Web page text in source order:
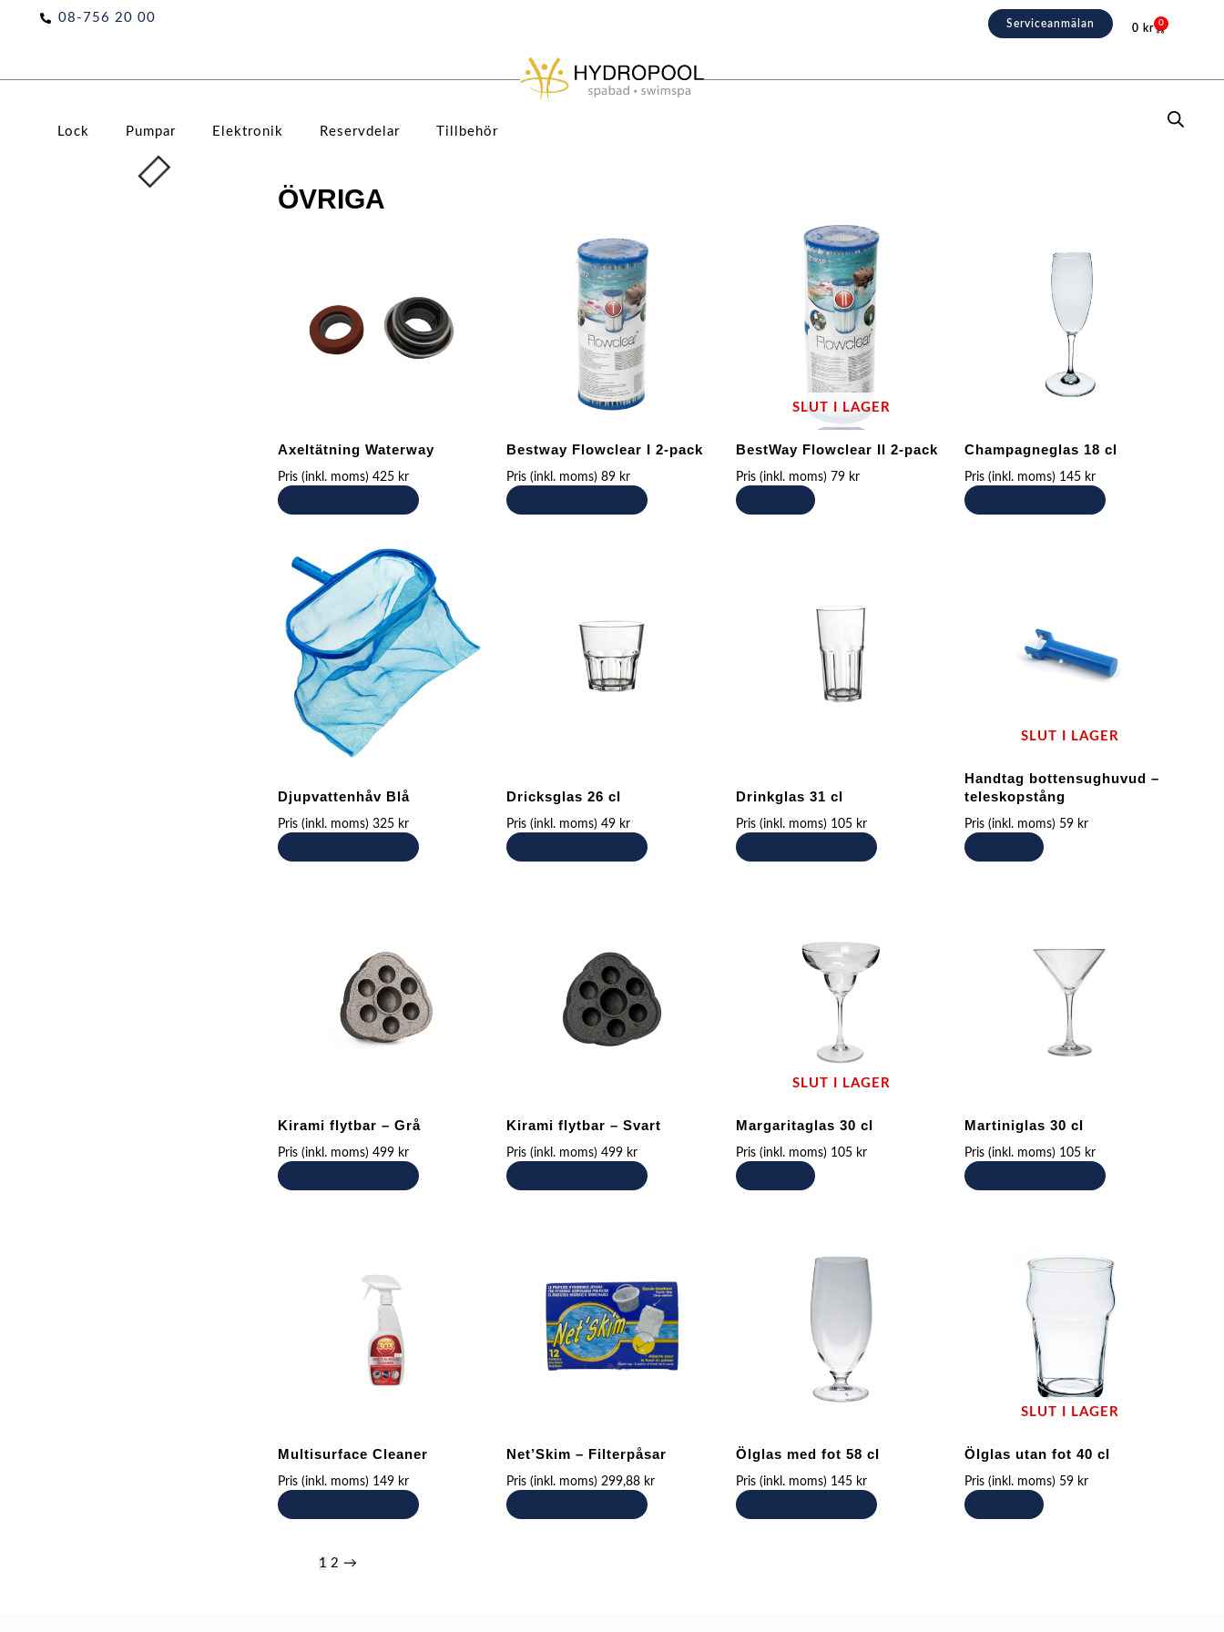
0 kr 0
Varukorg
Serviceanmälan
08-756 20 00
Lock Pumpar Elektronik Reservdelar Tillbehör
ÖVRIGA
Axeltätning Waterway
Pris (inkl. moms) 425 kr
Bestway Flowclear I 2-pack
Pris (inkl. moms)89 kr
SLUT I LAGER
BestWay Flowclear II 2-pack
Pris (inkl. moms) 79 kr
Champagneglas 18 cl
Pris (inkl. moms) 145 kr
Djupvattenhåv Blå
Pris (inkl. moms) 325 kr
Dricksglas 26 cl
Pris (inkl. moms)49 kr
Drinkglas 31 cl
Pris (inkl. moms) 105 kr
SLUT I LAGER
Handtag bottensughuvud –
teleskopstång
Pris (inkl. moms) 59 kr
Kirami flytbar – Grå
Pris (inkl. moms) 499 kr
Kirami flytbar – Svart
Pris (inkl. moms)499 kr
SLUT I LAGER
Margaritaglas 30 cl
Pris (inkl. moms) 105 kr
Martiniglas 30 cl
Pris (inkl. moms) 105 kr
Multisurface Cleaner
Pris (inkl. moms) 149 kr
Net’Skim – Filterpåsar
Pris (inkl. moms)299,88 kr
Ölglas med fot 58 cl
Pris (inkl. moms) 145 kr
SLUT I LAGER
Ölglas utan fot 40 cl
Pris (inkl. moms) 59 kr
1 2 →